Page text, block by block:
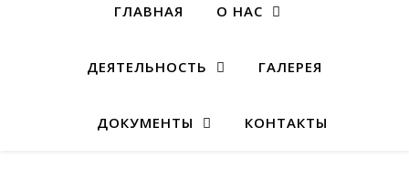
ГЛАВНАЯ О НАС
ДЕЯТЕЛЬНОСТЬ ГАЛЕРЕЯ
ДОКУМЕНТЫ КОНТАКТЫ